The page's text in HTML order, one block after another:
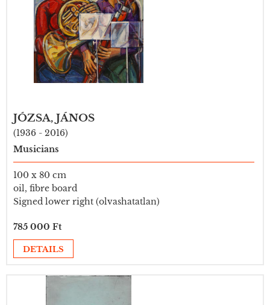
JÓZSA, JÁNOS
(1936 - 2016)
Musicians
100 x 80 cm
oil, fibre board
Signed lower right (olvashatatlan)
785 000 Ft
DETAILS